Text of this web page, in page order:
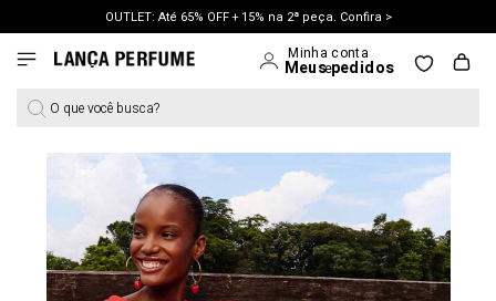
OUTLET: Até 65% OFF + 15% na 2ª peça. Confira >
LANÇAMENTO PRIMAVERA 27. Clique e aproveite.
O que você busca?